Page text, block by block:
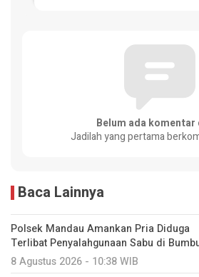
Belum ada komentar
Jadilah yang pertama
Baca Lainnya
Polsek Mandau Amankan Pria Diduga
Terlibat Penyalahgunaan Sabu di
8 Agustus 2026 - 10:38 WIB